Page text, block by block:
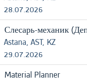
28.07.2026
Слесарь-механик
Astana, AST, KZ
29.07.2026
Material Planner